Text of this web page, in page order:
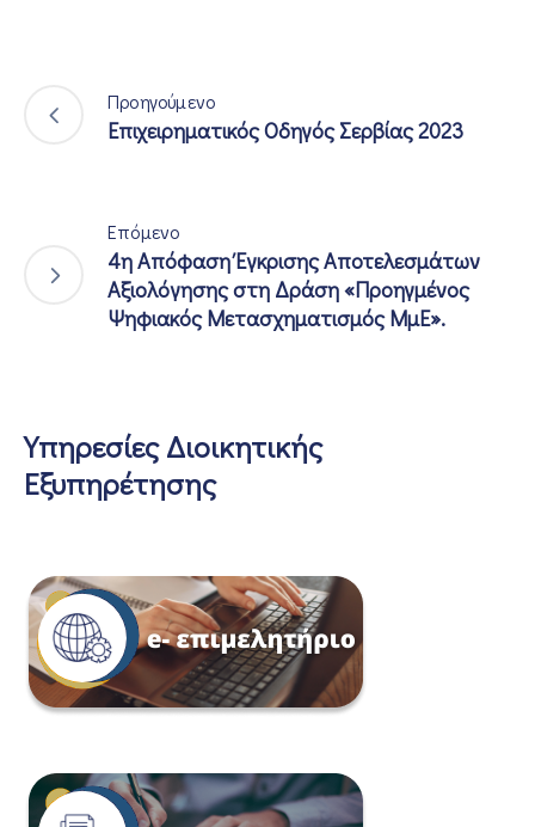
Προηγούμενο
Επιχειρηματικός Οδηγός Σερβίας 2023
Επόμενο
4η Απόφαση Έγκρισης Αποτελεσμάτων
Αξιολόγησης στη Δράση «Προηγμένος
Ψηφιακός Μετασχηματισμός ΜμΕ».
Υπηρεσίες Διοικητικής
Εξυπηρέτησης